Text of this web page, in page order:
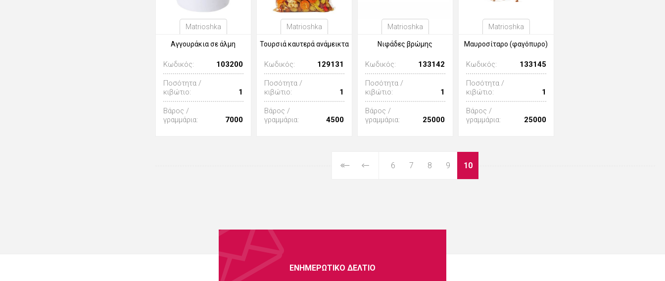
Matrioshka
Αγγουράκια σε άλμη
Κωδικός: 103200
Ποσότητα /
κιβώτιο:
1
Βάρος /
γραμμάρια:
7000
Matrioshka
Τουρσιά καυτερά ανάμεικτα
Κωδικός: 129131
Ποσότητα /
κιβώτιο:
1
Βάρος /
γραμμάρια:
4500
Matrioshka
Νιφάδες βρώμης
Κωδικός: 133142
Ποσότητα /
κιβώτιο:
1
Βάρος /
γραμμάρια:
25000
Matrioshka
Μαυροσίταρο (φαγόπυρο)
Κωδικός: 133145
Ποσότητα /
κιβώτιο:
1
Βάρος /
γραμμάρια:
25000
6 7 8 9 10
ΕΝΗΜΕΡΩΤΙΚΌ ΔΕΛΤΊΟ